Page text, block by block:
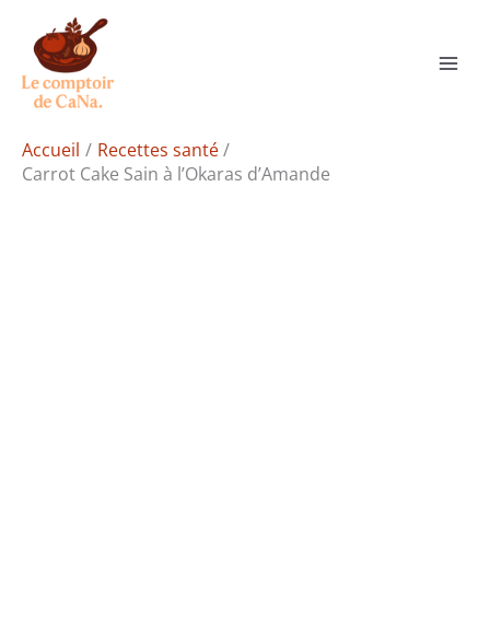
contenu
Accueil
Recettes santé
Carrot Cake Sain à l’Okaras d’Amande
Rechercher